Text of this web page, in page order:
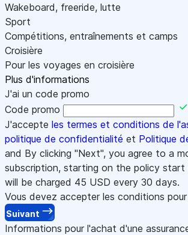
Wakeboard, freeride, lutte
Sport
Compétitions, entraînements et camps
Croisière
Pour les voyages en croisière
Plus d'informations
J'ai un code promo
Code promo
J'accepte les termes et conditions de
politique de confidentialité et Politique
and By clicking "Next", you agree to a
subscription, starting on the policy start
will be charged 45 USD every 30 days.
Vous devez accepter les conditions
Suivant
Informations pour l'achat d'une